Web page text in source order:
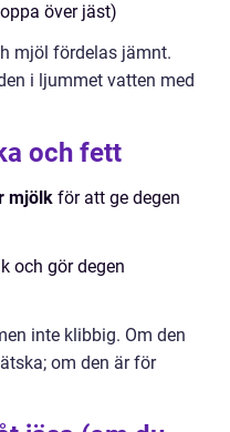
över jäst)
mjöl fördelas jämnt.
i ljummet vatten med
och fett
mjölk för att ge degen
och gör degen
inte klibbig. Om den
om den är för